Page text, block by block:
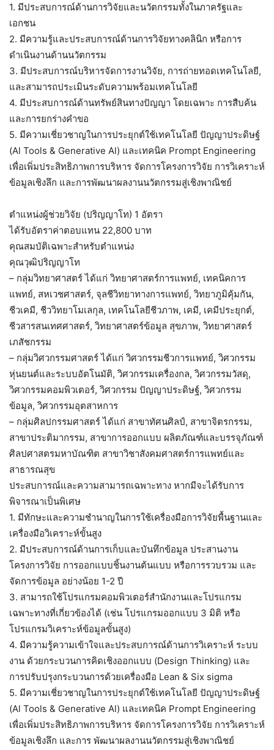
1. มีประสบการณ์ด้านการวิจัยและนวัตกรรมทั้งในภาครัฐและ
เอกชน
2. มีความรู้และประสบการณ์ด้านการวิจัยทางคลินิก หรือการ
ดำเนินงานด้านนวัตกรรม
3. มีประสบการณ์บริหารจัดการงานวิจัย, การถ่ายทอดเทคโนโลยี,
และสามารถประเมินระดับความพร้อมเทคโนโลยี
4. มีประสบการณ์ด้านทรัพย์สินทางปัญญา โดยเฉพาะ การสืบค้น
และการยกร่างคำขอ
5. มีความเชี่ยวชาญในการประยุกต์ใช้เทคโนโลยี ปัญญาประดิษฐ์
(Al Tools & Generative Al) และเทคนิค Prompt Engineering
เพื่อเพิ่มประสิทธิภาพการบริหาร จัดการโครงการวิจัย การวิเคราะห์
ข้อมูลเชิงลึก และการพัฒนาผลงานนวัตกรรมสู่เชิงพาณิชย์
ตำแหน่งผู้ช่วยวิจัย (ปริญญาโท) 1 อัตรา
ได้รับอัตราค่าตอบแทน 22,800 บาท
คุณสมบัติเฉพาะสำหรับตำแหน่ง
คุณวุฒิปริญญาโท
– กลุ่มวิทยาศาสตร์ ได้แก่ วิทยาศาสตร์การแพทย์, เทคนิคการ
แพทย์, สหเวชศาสตร์, จุลชีวิทยาทางการแพทย์, วิทยาภูมิคุ้มกัน,
ชีวเคมี, ชีววิทยาโมเลกุล, เทคโนโลยีชีวภาพ, เคมี, เคมีประยุกต์,
ชีวสารสนเทศศาสตร์, วิทยาศาสตร์ข้อมูล สุขภาพ, วิทยาศาสตร์
เภสัชกรรม
– กลุ่มวิศวกรรมศาสตร์ ได้แก่ วิศวกรรมชีวการแพทย์, วิศวกรรม
หุ่นยนต์และระบบอัตโนมัติ, วิศวกรรมเครื่องกล, วิศวกรรมวัสดุ,
วิศวกรรมคอมพิวเตอร์, วิศวกรรม ปัญญาประดิษฐ์, วิศวกรรม
ข้อมูล, วิศวกรรมอุตสาหการ
– กลุ่มศิลปกรรมศาสตร์ ได้แก่ สาขาทัศนศิลป์, สาขาจิตรกรรม,
สาขาประติมากรรม, สาขาการออกแบบ ผลิตภัณฑ์และบรรจุภัณฑ์
ศิลปศาสตรมหาบัณฑิต สาขาวิชาสังคมศาสตร์การแพทย์และ
สาธารณสุข
ประสบการณ์และความสามารถเฉพาะทาง หากมีจะได้รับการ
พิจารณาเป็นพิเศษ
1. มีทักษะและความชำนาญในการใช้เครื่องมือการวิจัยพื้นฐานและ
เครื่องมือวิเคราะห์ขั้นสูง
2. มีประสบการณ์ด้านการเก็บและบันทึกข้อมูล ประสานงาน
โครงการวิจัย การออกแบบชิ้นงานต้นแบบ หรือการรวบรวม และ
จัดการข้อมูล อย่างน้อย 1-2 ปี
3. สามารถใช้โปรแกรมคอมพิวเตอร์สำนักงานและโปรแกรม
เฉพาะทางที่เกี่ยวข้องได้ (เช่น โปรแกรมออกแบบ 3 มิติ หรือ
โปรแกรมวิเคราะห์ข้อมูลขั้นสูง)
4. มีความรู้ความเข้าใจและประสบการณ์ด้านการวิเคราะห์ ระบบ
งาน ด้วยกระบวนการคิดเชิงออกแบบ (Design Thinking) และ
การปรับปรุงกระบวนการด้วยเครื่องมือ Lean & Six sigma
5. มีความเชี่ยวชาญในการประยุกต์ใช้เทคโนโลยี ปัญญาประดิษฐ์
(Al Tools & Generative Al) และเทคนิค Prompt Engineering
เพื่อเพิ่มประสิทธิภาพการบริหาร จัดการโครงการวิจัย การวิเคราะห์
ข้อมูลเชิงลึก และการ พัฒนาผลงานนวัตกรรมสู่เชิงพาณิชย์